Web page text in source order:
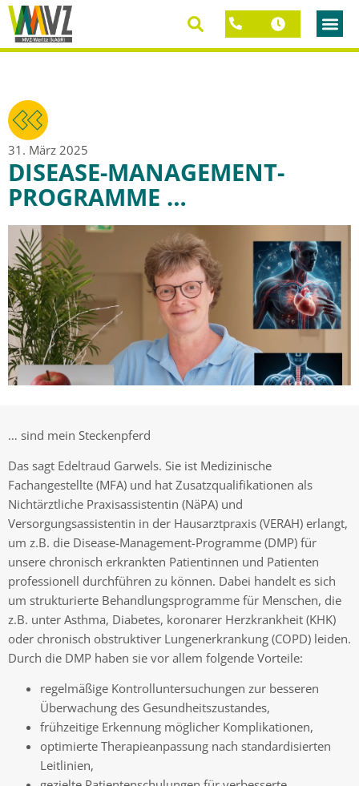
31. März 2025
DISEASE-MANAGEMENT-
PROGRAMME …
… sind mein Steckenpferd
Das sagt Edeltraud Garwels. Sie ist Medizinische
Fachangestellte (MFA) und hat Zusatzqualifikationen als
Nichtärztliche Praxisassistentin (NäPA) und
Versorgungsassistentin in der Hausarztpraxis (VERAH) erlangt,
um z.B. die Disease-Management-Programme (DMP) für
unsere chronisch erkrankten Patientinnen und Patienten
professionell durchführen zu können. Dabei handelt es sich
um strukturierte Behandlungsprogramme für Menschen, die
z.B. unter Asthma, Diabetes, koronarer Herzkrankheit (KHK)
oder chronisch obstruktiver Lungenerkrankung (COPD) leiden.
Durch die DMP haben sie vor allem folgende Vorteile:
regelmäßige Kontrolluntersuchungen zur besseren
Überwachung des Gesundheitszustandes,
frühzeitige Erkennung möglicher Komplikationen,
optimierte Therapieanpassung nach standardisierten
Leitlinien,